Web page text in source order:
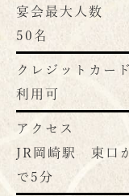
宴会最大人数
50名
クレジットカード
利用可
アクセス
JR岡崎駅 東口
で5分